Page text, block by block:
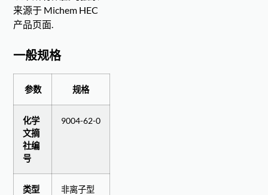
来源于 Michem HEC
产品页面.
一般规格
参数 规格
化学
文摘
社编
号
9004-62-0
类型 非离子型